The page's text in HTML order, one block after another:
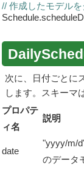
// 作成したモデル
次に、日付ごとに
します。スキーマ
プロパテ
ィ名
説明
date
"yyyy/m/
のデータ